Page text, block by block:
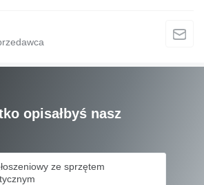
opisałbyś nasz
ze sprzętem